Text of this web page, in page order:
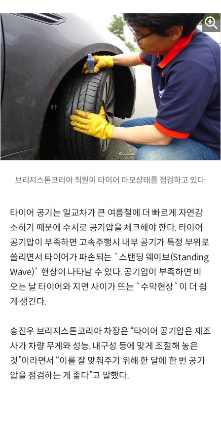
브리지스톤코리아 직원이 타이어 마모상태를 점검하고 있다.
타이어 공기는 일교차가 큰 여름철에 더 빠르게 자연감
소하기 때문에 수시로 공기압을 체크해야 한다. 타이어
공기압이 부족하면 고속주행시 내부 공기가 특정 부위로
쏠리면서 타이어가 파손되는 `스탠딩 웨이브(Standing
Wave)` 현상이 나타날 수 있다. 공기압이 부족하면 비
오는 날 타이어와 지면 사이가 뜨는 `수막현상`이 더 쉽
게 생긴다.
송진우 브리지스톤코리아 차장은 “타이어 공기압은 제조
사가 차량 무게와 성능, 내구성 등에 맞게 조절해 놓은
것”이라면서 “이를 잘 맞춰주기 위해 한 달에 한 번 공기
압을 점검하는 게 좋다”고 말했다.